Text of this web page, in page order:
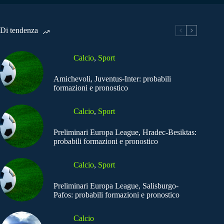
Di tendenza
Calcio, Sport
Amichevoli, Juventus-Inter: probabili
formazioni e pronostico
Calcio, Sport
Preliminari Europa League, Hradec-Besiktas:
probabili formazioni e pronostico
Calcio, Sport
Preliminari Europa League, Salisburgo-
Pafos: probabili formazioni e pronostico
Calcio